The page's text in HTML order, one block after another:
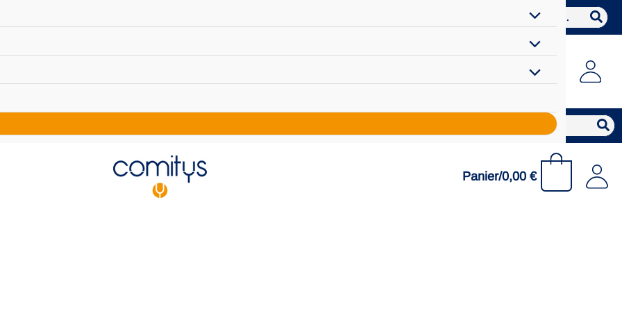
for:
for:
Panier/0,00€